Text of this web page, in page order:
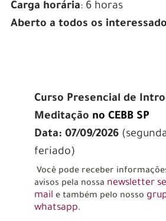
Carga horária: 6 horas
Aberto a todos os
Curso Presencial de
Meditação no CEBB SP
Data: 07/09/2026
feriado)
Você pode receber
avisos pela nossa newsletter
mail e também pelo nosso
whatsapp.